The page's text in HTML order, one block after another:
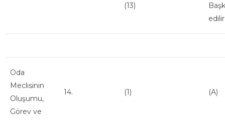
(13)
Oda
Meclisinin
Oluşumu,
Görev ve
14. (1) (A)